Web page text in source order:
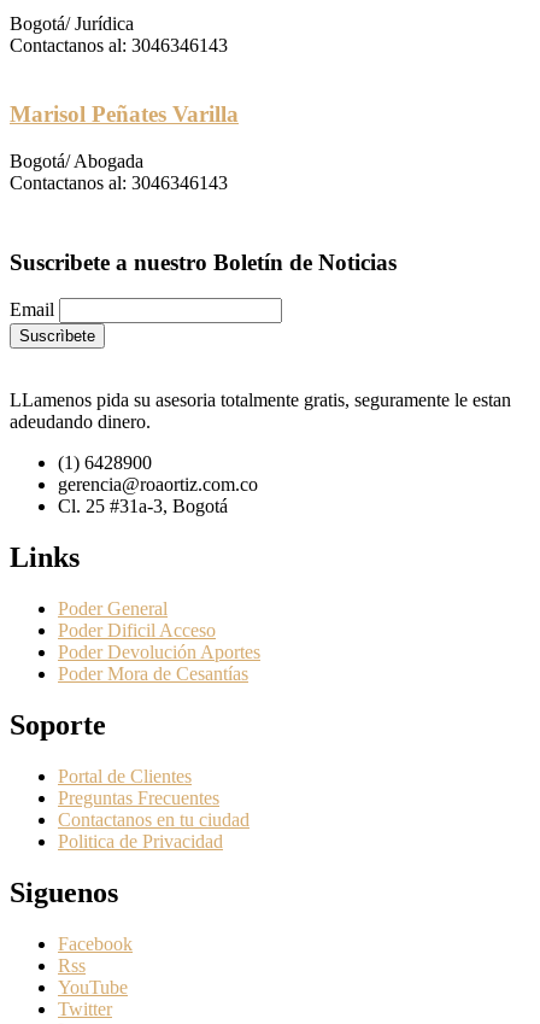
Bogotá/ Jurídica
Contactanos al: 3046346143
Marisol Peñates Varilla
Bogotá/ Abogada
Contactanos al: 3046346143
Suscribete a nuestro Boletín de Noticias
Email
LLamenos pida su asesoria totalmente gratis, seguramente le estan
adeudando dinero.
(1) 6428900
gerencia@roaortiz.com.co
Cl. 25 #31a-3, Bogotá
Links
Poder General
Poder Dificil Acceso
Poder Devolución Aportes
Poder Mora de Cesantías
Soporte
Portal de Clientes
Preguntas Frecuentes
Contactanos en tu ciudad
Politica de Privacidad
Siguenos
Facebook
Rss
YouTube
Twitter